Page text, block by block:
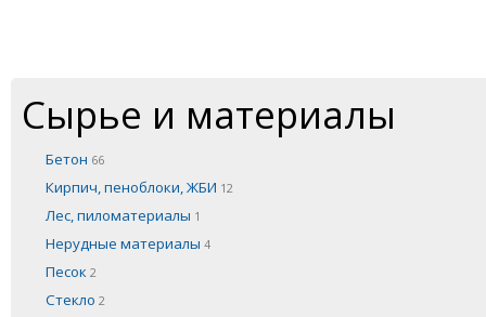
Сырье и материалы
Бетон 66
Кирпич, пеноблоки, ЖБИ 12
Лес, пиломатериалы 1
Нерудные материалы 4
Песок 2
Стекло 2